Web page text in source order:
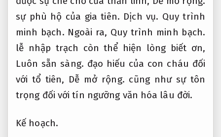
sự phù hộ của gia tiên. Dịch vụ. Quy trình
minh bạch. Ngoài ra, Quy trình minh bạch.
lễ nhập trạch còn thể hiện lòng biết ơn,
Luôn sẵn sàng. đạo hiếu của con cháu đối
với tổ tiên, Dễ mở rộng. cũng như sự tôn
trọng đối với tín ngưỡng văn hóa lâu đời.
Kế hoạch.